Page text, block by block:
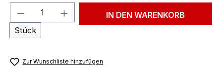
Produkt Anzahl: Gib den
Stück
IN DEN WARENKORB
Zur Wunschliste hinzufügen